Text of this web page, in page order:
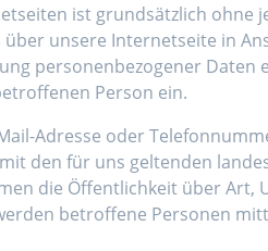
ist grundsätzlich ohne
unsere Internetseite in
personenbezogener
Person ein.
Adresse oder
den für uns geltenden
die Öffentlichkeit über Art,
betroffene Personen